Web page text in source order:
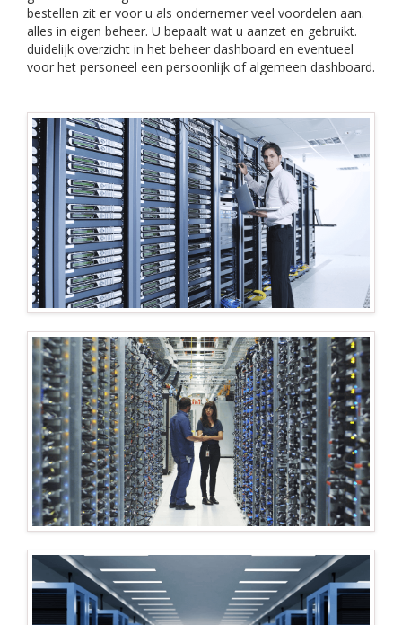
bestellen zit er voor u als ondernemer veel voordelen aan.
alles in eigen beheer. U bepaalt wat u aanzet en gebruikt.
duidelijk overzicht in het beheer dashboard en eventueel
voor het personeel een persoonlijk of algemeen dashboard.